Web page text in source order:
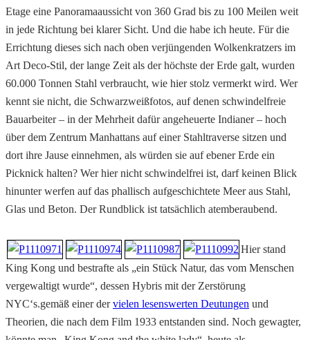
Etage eine Panoramaaussicht von 360 Grad bis zu 100 Meilen weit
in jede Richtung bei klarer Sicht. Und die habe ich heute. Für die
Errichtung dieses sich nach oben verjüngenden Wolkenkratzers im
Art Deco-Stil, der lange Zeit als der höchste der Erde galt, wurden
60.000 Tonnen Stahl verbraucht, wie hier stolz vermerkt wird. Wer
kennt sie nicht, die Schwarzweißfotos, auf denen schwindelfreie
Bauarbeiter – in der Mehrheit dafür angeheuerte Indianer – hoch
über dem Zentrum Manhattans auf einer Stahltraverse sitzen und
dort ihre Jause einnehmen, als würden sie auf ebener Erde ein
Picknick halten? Wer hier nicht schwindelfrei ist, darf keinen Blick
hinunter werfen auf das phallisch aufgeschichtete Meer aus Stahl,
Glas und Beton. Der Rundblick ist tatsächlich atemberaubend.
Hier stand
King Kong und bestrafte als „ein Stück Natur, das vom Menschen
vergewaltigt wurde“, dessen Hybris mit der Zerstörung
NYC‘s.gemäß einer dervielen lesenswerten Deutungen und
Theorien, die nach dem Film 1933 entstanden sind. Noch gewagter,